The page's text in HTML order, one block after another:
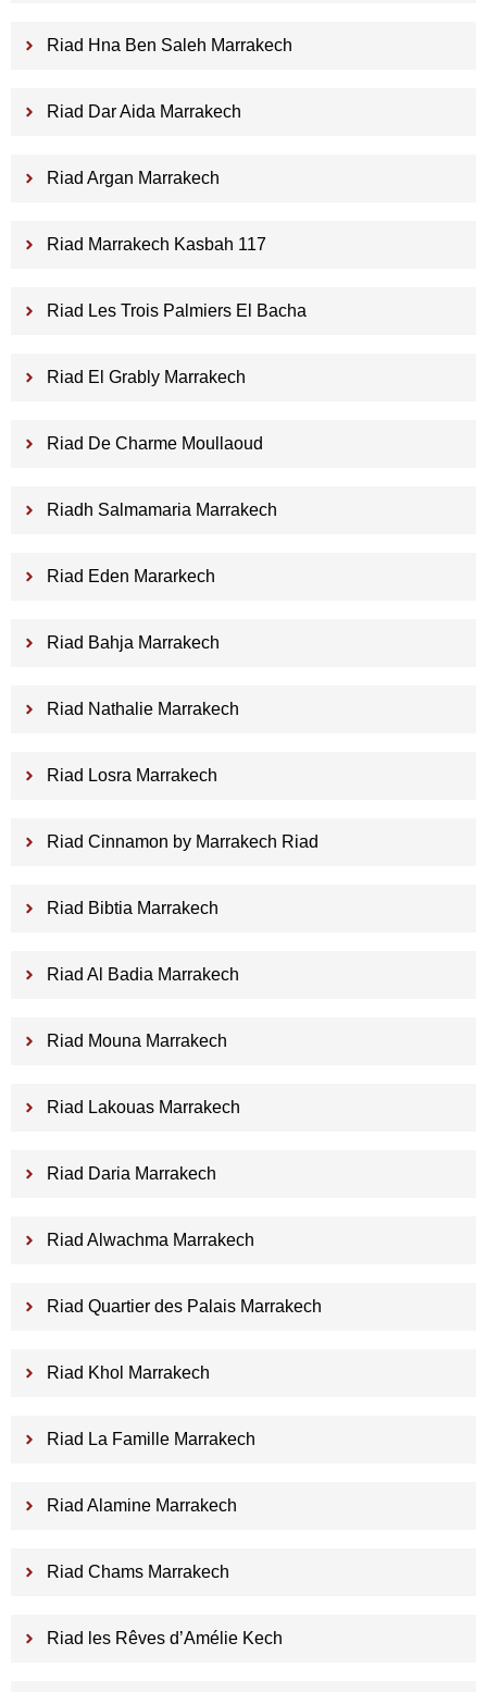
Riad Hna Ben Saleh Marrakech
Riad Dar Aida Marrakech
Riad Argan Marrakech
Riad Marrakech Kasbah 117
Riad Les Trois Palmiers El Bacha
Riad El Grably Marrakech
Riad De Charme Moullaoud
Riadh Salmamaria Marrakech
Riad Eden Mararkech
Riad Bahja Marrakech
Riad Nathalie Marrakech
Riad Losra Marrakech
Riad Cinnamon by Marrakech Riad
Riad Bibtia Marrakech
Riad Al Badia Marrakech
Riad Mouna Marrakech
Riad Lakouas Marrakech
Riad Daria Marrakech
Riad Alwachma Marrakech
Riad Quartier des Palais Marrakech
Riad Khol Marrakech
Riad La Famille Marrakech
Riad Alamine Marrakech
Riad Chams Marrakech
Riad les Rêves d’Amélie Kech